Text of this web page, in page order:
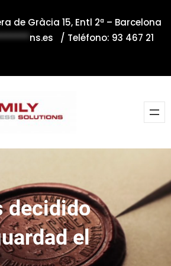
de Gràcia 15, Entl 2ª – Barcelona
ns.es / Teléfono: 93 467 21
decidido
el